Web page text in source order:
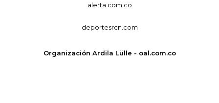
alerta.com.co
deportesrcn.com
Organización Ardila Lülle - oal.com.co